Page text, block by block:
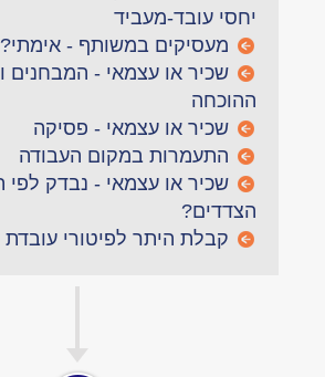
יחסי עובד-מעביד
מעסיקים במשותף - אימתי?
שכיר או עצמאי - המבחנים
ההוכחה
שכיר או עצמאי - פסיקה
התעמרות במקום העבודה
שכיר או עצמאי - נבדק לפי
הצדדים?
קבלת היתר לפיטורי עובדת